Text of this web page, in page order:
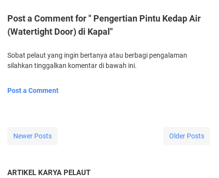
Post a Comment for " Pengertian Pintu Kedap Air
(Watertight Door) di Kapal"
Sobat pelaut yang ingin bertanya atau berbagi pengalaman
silahkan tinggalkan komentar di bawah ini.
Post a Comment
Newer Posts Older Posts
ARTIKEL KARYA PELAUT